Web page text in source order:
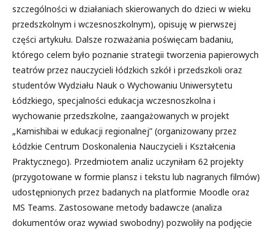
szczególności w działaniach skierowanych do dzieci w wieku
przedszkolnym i wczesnoszkolnym), opisuję w pierwszej
części artykułu. Dalsze rozważania poświęcam badaniu,
którego celem było poznanie strategii tworzenia papierowych
teatrów przez nauczycieli łódzkich szkół i przedszkoli oraz
studentów Wydziału Nauk o Wychowaniu Uniwersytetu
Łódzkiego, specjalności edukacja wczesnoszkolna i
wychowanie przedszkolne, zaangażowanych w projekt
„Kamishibai w edukacji regionalnej” (organizowany przez
Łódzkie Centrum Doskonalenia Nauczycieli i Kształcenia
Praktycznego). Przedmiotem analiz uczyniłam 62 projekty
(przygotowane w formie plansz i tekstu lub nagranych filmów)
udostępnionych przez badanych na platformie Moodle oraz
MS Teams. Zastosowane metody badawcze (analiza
dokumentów oraz wywiad swobodny) pozwoliły na podjęcie